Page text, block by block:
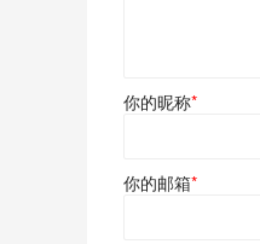
你的昵称*
你的邮箱*